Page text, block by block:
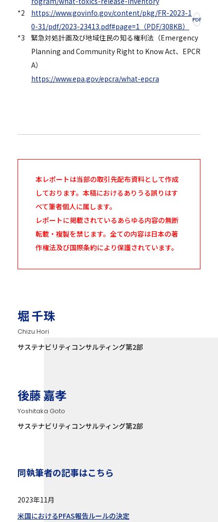
*2
https://www.govinfo.gov/content/pkg/FR-2023-1
0-31/pdf/2023-23413.pdf#page=1（PDF/308KB）
*3
緊急対処計画及び地域住民の知る権利法（Emergency
Planning and Community Right to Know Act、EPCR
A）
https://www.epa.gov/epcra/what-epcra
本レポートは当部の取引先配布資料として作成
しております。本稿におけるありうる誤りはす
べて筆者個人に属します。
レポートに掲載されているあらゆる内容の無断
転載・複製を禁じます。全ての内容は日本の著
作権法及び国際条約により保護されています。
堀 千珠
Chizu Hori
サステナビリティコンサルティング第2部
後藤 嘉孝
Yoshitaka Goto
サステナビリティコンサルティング第2部
同執筆者の記事はこちら
2023年11月
米国におけるPFAS報告ルールの決定